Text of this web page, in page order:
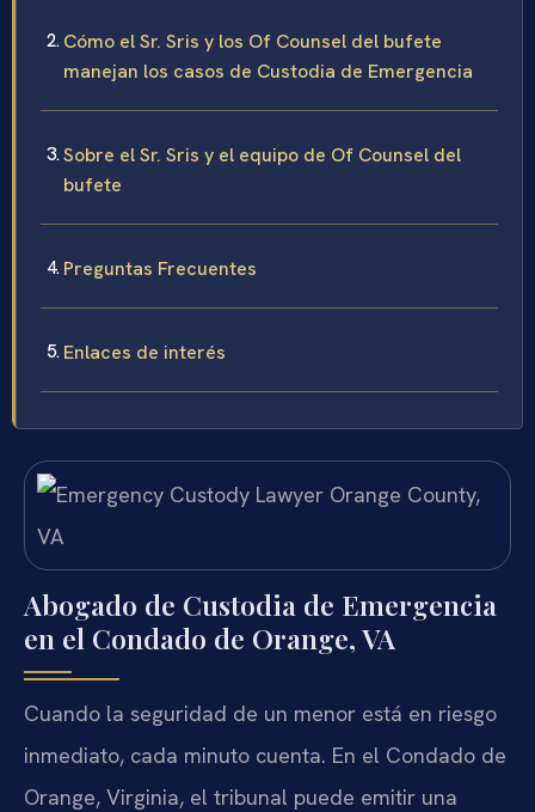
Cómo el Sr. Sris y los Of Counsel del bufete
manejan los casos de Custodia de Emergencia
Sobre el Sr. Sris y el equipo de Of Counsel del
bufete
Preguntas Frecuentes
Enlaces de interés
Abogado de Custodia de Emergencia
en el Condado de Orange, VA
Cuando la seguridad de un menor está en riesgo
inmediato, cada minuto cuenta. En el Condado de
Orange, Virginia, el tribunal puede emitir una